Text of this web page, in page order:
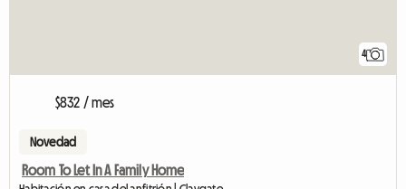
4
$832 / mes
Novedad
Room To Let In A Family Home